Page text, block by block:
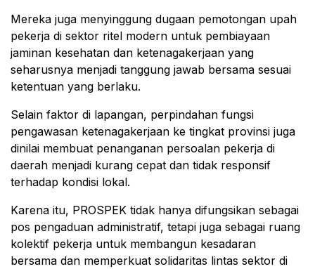
Mereka juga menyinggung dugaan pemotongan upah
pekerja di sektor ritel modern untuk pembiayaan
jaminan kesehatan dan ketenagakerjaan yang
seharusnya menjadi tanggung jawab bersama sesuai
ketentuan yang berlaku.
Selain faktor di lapangan, perpindahan fungsi
pengawasan ketenagakerjaan ke tingkat provinsi juga
dinilai membuat penanganan persoalan pekerja di
daerah menjadi kurang cepat dan tidak responsif
terhadap kondisi lokal.
Karena itu, PROSPEK tidak hanya difungsikan sebagai
pos pengaduan administratif, tetapi juga sebagai ruang
kolektif pekerja untuk membangun kesadaran
bersama dan memperkuat solidaritas lintas sektor di